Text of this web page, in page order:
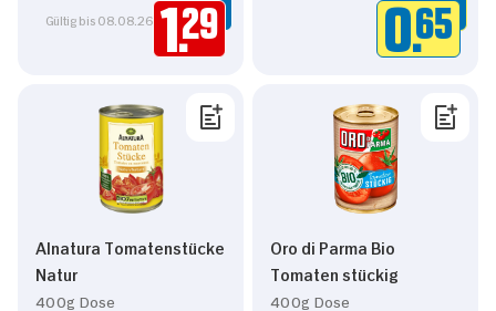
Gültig bis 08.08.26 1.29 0.65
Alnatura Tomatenstücke
Natur
400g Dose
Oro di Parma Bio
Tomaten stückig
400g Dose